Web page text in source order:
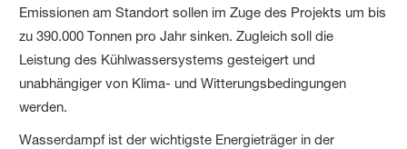
Emissionen am Standort sollen im Zuge des Projekts um bis
zu 390.000 Tonnen pro Jahr sinken. Zugleich soll die
Leistung des Kühlwassersystems gesteigert und
unabhängiger von Klima- und Witterungsbedingungen
werden.
Wasserdampf ist der wichtigste Energieträger in der